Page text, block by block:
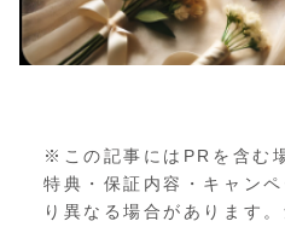
※この記事にはPRを含む
特典・保証内容・キャン
り異なる場合があります